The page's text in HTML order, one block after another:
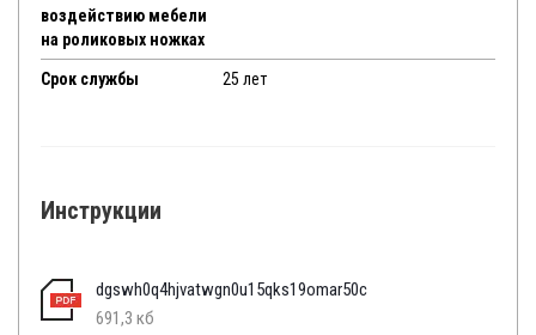
воздействию мебели
на роликовых ножках
Срок службы 25 лет
Инструкции
dgswh0q4hjvatwgn0u15qks19omar50c
691,3 кб